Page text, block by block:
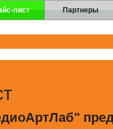
лист Партнеры